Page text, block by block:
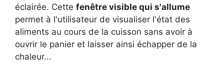
éclairée. Cette fenêtre visible qui s'allume
permet à l'utilisateur de visualiser l'état des
aliments au cours de la cuisson sans avoir à
ouvrir le panier et laisser ainsi échapper de la
chaleur...